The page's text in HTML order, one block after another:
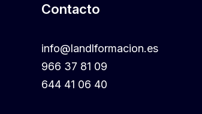
Contacto
info@landlformacion.es
966 37 81 09
644 41 06 40